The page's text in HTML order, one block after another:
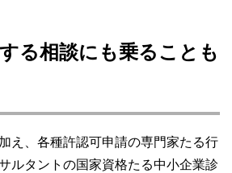
る相談にも乗ることも
え、各種許認可申請の専門家たる行
ルタントの国家資格たる中小企業診